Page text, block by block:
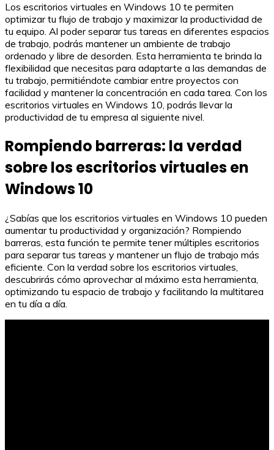
Los escritorios virtuales en Windows 10 te permiten
optimizar tu flujo de trabajo y maximizar la productividad de
tu equipo. Al poder separar tus tareas en diferentes espacios
de trabajo, podrás mantener un ambiente de trabajo
ordenado y libre de desorden. Esta herramienta te brinda la
flexibilidad que necesitas para adaptarte a las demandas de
tu trabajo, permitiéndote cambiar entre proyectos con
facilidad y mantener la concentración en cada tarea. Con los
escritorios virtuales en Windows 10, podrás llevar la
productividad de tu empresa al siguiente nivel.
Rompiendo barreras: la verdad
sobre los escritorios virtuales en
Windows 10
¿Sabías que los escritorios virtuales en Windows 10 pueden
aumentar tu productividad y organización? Rompiendo
barreras, esta función te permite tener múltiples escritorios
para separar tus tareas y mantener un flujo de trabajo más
eficiente. Con la verdad sobre los escritorios virtuales,
descubrirás cómo aprovechar al máximo esta herramienta,
optimizando tu espacio de trabajo y facilitando la multitarea
en tu día a día.